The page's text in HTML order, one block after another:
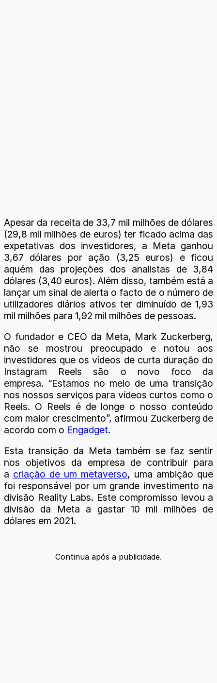
Apesar da receita de 33,7 mil milhões de dólares
(29,8 mil milhões de euros) ter ficado acima das
expetativas dos investidores, a Meta ganhou
3,67 dólares por ação (3,25 euros) e ficou
aquém das projeções dos analistas de 3,84
dólares (3,40 euros). Além disso, também está a
lançar um sinal de alerta o facto de o número de
utilizadores diários ativos ter diminuído de 1,93
mil milhões para 1,92 mil milhões de pessoas.
O fundador e CEO da Meta, Mark Zuckerberg,
não se mostrou preocupado e notou aos
investidores que os vídeos de curta duração do
Instagram Reels são o novo foco da
empresa. “Estamos no meio de uma transição
nos nossos serviços para vídeos curtos como o
Reels. O Reels é de longe o nosso conteúdo
com maior crescimento”, afirmou Zuckerberg de
acordo com o Engadget.
Esta transição da Meta também se faz sentir
nos objetivos da empresa de contribuir para
a criação de um metaverso, uma ambição que
foi responsável por um grande investimento na
divisão Reality Labs. Este compromisso levou a
divisão da Meta a gastar 10 mil milhões de
dólares em 2021.
Continua após a publicidade.